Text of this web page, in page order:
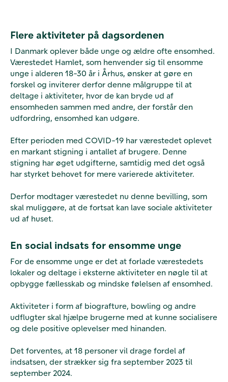
Flere aktiviteter på dagsordenen
I Danmark oplever både unge og ældre ofte ensomhed.
Værestedet Hamlet, som henvender sig til ensomme
unge i alderen 18-30 år i Århus, ønsker at gøre en
forskel og inviterer derfor denne målgruppe til at
deltage i aktiviteter, hvor de kan bryde ud af
ensomheden sammen med andre, der forstår den
udfordring, ensomhed kan udgøre.
Efter perioden med COVID-19 har værestedet oplevet
en markant stigning i antallet af brugere. Denne
stigning har øget udgifterne, samtidig med det også
har styrket behovet for mere varierede aktiviteter.
Derfor modtager værestedet nu denne bevilling, som
skal muliggøre, at de fortsat kan lave sociale aktiviteter
ud af huset.
En social indsats for ensomme unge
For de ensomme unge er det at forlade værestedets
lokaler og deltage i eksterne aktiviteter en nøgle til at
opbygge fællesskab og mindske følelsen af ensomhed.
Aktiviteter i form af biografture, bowling og andre
udflugter skal hjælpe brugerne med at kunne socialisere
og dele positive oplevelser med hinanden.
Det forventes, at 18 personer vil drage fordel af
indsatsen, der strækker sig fra september 2023 til
september 2024.